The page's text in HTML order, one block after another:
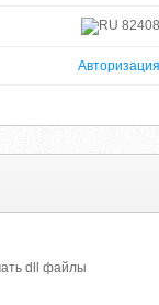
82408
Авторизация
dll файлы